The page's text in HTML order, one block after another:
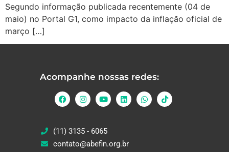
Segundo informação publicada recentemente (04 de
maio) no Portal G1, como impacto da inflação oficial de
março […]
Acompanhe nossas redes:
(11) 3135 - 6065
contato@abefin.org.br